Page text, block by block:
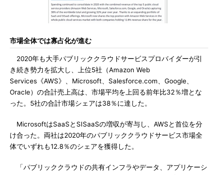
市場全体では寡占化が進む
2020年も大手パブリッククラウドサービスプロバイダーが引
き続き勢力を拡大し、上位5社（Amazon Web
Services《AWS》、Microsoft、Salesforce.com、Google、
Oracle）の合計売上高は、市場平均を上回る前年比32％増とな
った。5社の合計市場シェアは38％に達した。
MicrosoftはSaaSとSISaaSの増収が寄与し、AWSと首位を分
け合った。両社は2020年のパブリッククラウドサービス市場全
体でいずれも12.8％のシェアを獲得した。
「パブリッククラウドの共有インフラやデータ、アプリケーシ